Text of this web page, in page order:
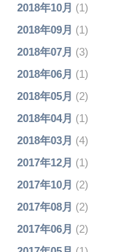
2018年10月 (1)
2018年09月 (1)
2018年07月 (3)
2018年06月 (1)
2018年05月 (2)
2018年04月 (1)
2018年03月 (4)
2017年12月 (1)
2017年10月 (2)
2017年08月 (2)
2017年06月 (2)